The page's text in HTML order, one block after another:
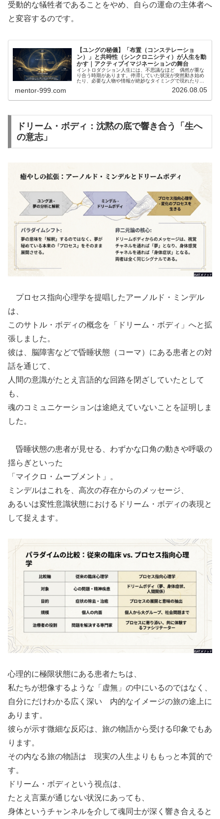
受動的な犠牲者であることをやめ、自らの運命の主体者へ
と変容するのです。
【ユングの秘儀】「布置（コンステレーショ
ン）」と共時性（シンクロニシティ）が人生を動
かす｜アクティブイマジネーションの舞台
イントロダクション人生には、不思議なほど 偶然が重な
り合う時期があります。停滞していた状況が突然動き始め
たり、必要な人物や情報が絶妙なタイミングで現れたりま
mentor-999.com 2026.08.05
ドリーム・ボディ：沈黙の底で響き合う「生へ
の意志」
プロセス指向心理学を提唱したアーノルド・ミンデル
は、
このサトル・ボディの概念を「ドリーム・ボディ」へと拡
張しました。
彼は、脳障害などで昏睡状態（コーマ）にある患者との対
話を通じて、
人間の意識がたとえ言語的な回路を閉ざしていたとして
も、
魂のコミュニケーションは途絶えていないことを証明しま
した。
昏睡状態の患者が見せる、わずかな口角の動きや呼吸の
揺らぎといった
「マイクロ・ムーブメント」。
ミンデルはこれを、高次の存在からのメッセージ、
あるいは変性意識状態におけるドリーム・ボディの表現と
して捉えます。
心理的に極限状態にある患者たちは、
私たちが想像するような「虚無」の中にいるのではなく、
自分にだけわかる広く深い 内的なイメージの旅の途上に
あります。
彼らが示す微細な反応は、旅の物語から受ける印象でもあ
ります。
その内なる旅の物語は 現実の人生よりももっと本質的で
す。
ドリーム・ボディという視点は、
たとえ言葉が通じない状況にあっても、
身体というチャンネルを介して魂同士が深く響き合えると